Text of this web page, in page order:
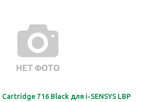
716 Black для i-SENSYS LBP